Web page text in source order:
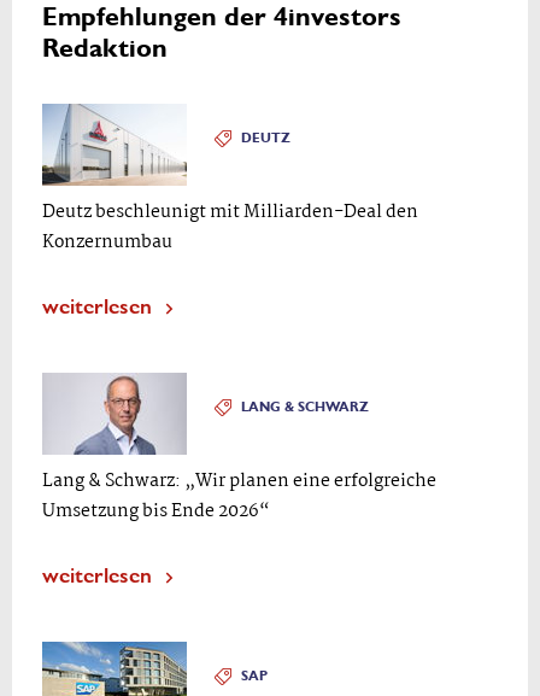
Empfehlungen der 4investors
Redaktion
DEUTZ
Deutz beschleunigt mit Milliarden-Deal den
Konzernumbau
weiterlesen
LANG & SCHWARZ
Lang & Schwarz: „Wir planen eine erfolgreiche
Umsetzung bis Ende 2026“
weiterlesen
SAP